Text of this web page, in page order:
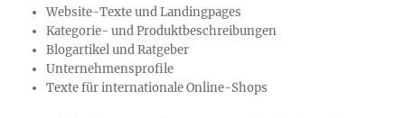
Website-Texte und Landingpages
Kategorie- und Produktbeschreibungen
Blogartikel und Ratgeber
Unternehmensprofile
Texte für internationale Online-Shops